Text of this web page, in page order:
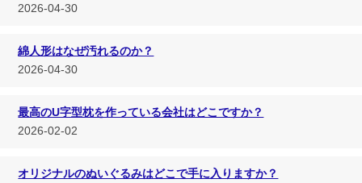
2026-04-30
綿人形はなぜ汚れるのか？
2026-04-30
最高のU字型枕を作っている会社はどこですか？
2026-02-02
オリジナルのぬいぐるみはどこで手に入りますか？